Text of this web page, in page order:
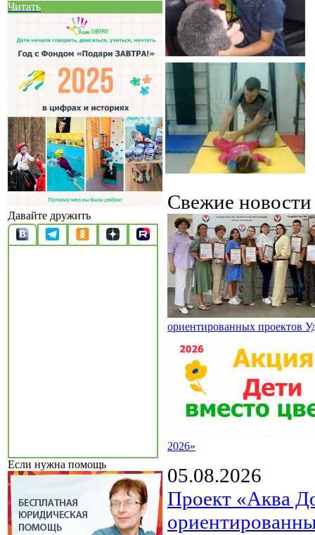
Читать
Давайте дружить
Если нужна помощь
Свежие
ориентированных проектов
2026»
05.08.2026
Проект «Аква